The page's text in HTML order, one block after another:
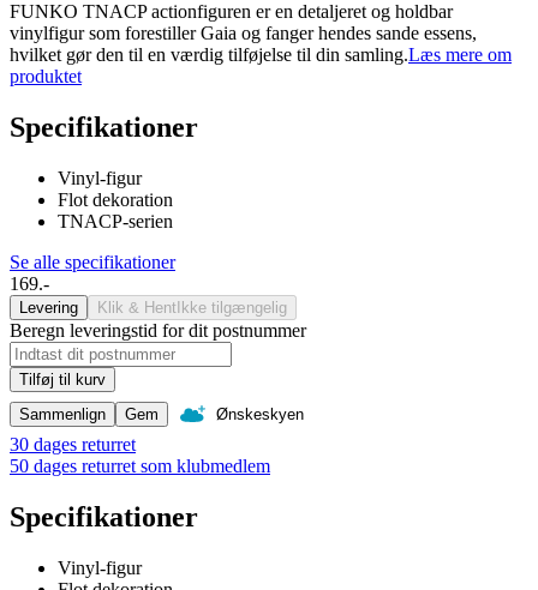
FUNKO TNACP actionfiguren er en detaljeret og holdbar
vinylfigur som forestiller Gaia og fanger hendes sande essens,
hvilket gør den til en værdig tilføjelse til din samling.Læs mere om
produktet
Specifikationer
Vinyl-figur
Flot dekoration
TNACP-serien
Se alle specifikationer
169.-
Levering Klik & Hent Ikke tilgængelig
Beregn leveringstid for dit postnummer
Tilføj til kurv
Sammenlign
Gem Ønskeskyen
30 dages returret
50 dages returret som klubmedlem
Specifikationer
Vinyl-figur